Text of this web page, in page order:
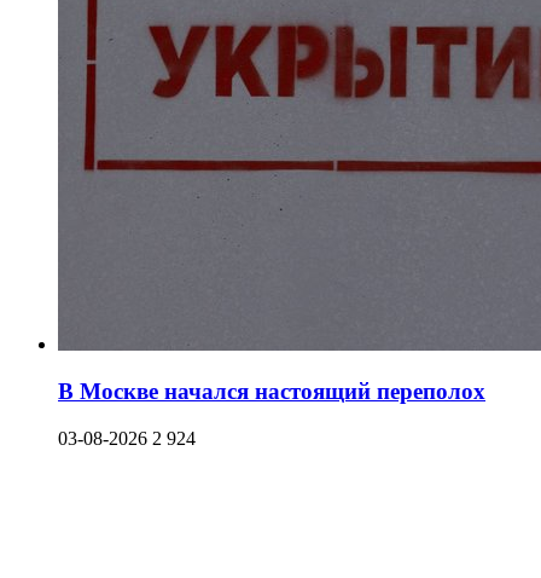
В Москве начался настоящий переполох
03-08-2026 2 924